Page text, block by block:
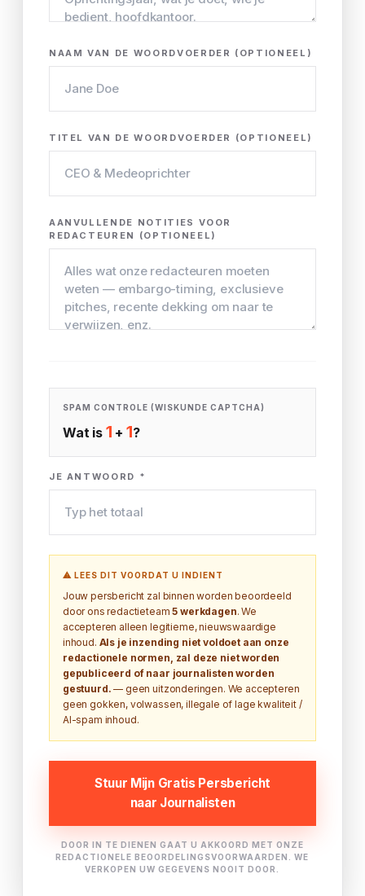
NAAM VAN DE WOORDVOERDER (OPTIONEEL)
TITEL VAN DE WOORDVOERDER (OPTIONEEL)
AANVULLENDE NOTITIES VOOR
REDACTEUREN (OPTIONEEL)
SPAM CONTROLE (WISKUNDE CAPTCHA)
Wat is 1 +1?
JE ANTWOORD *
⚠ LEES DIT VOORDAT U INDIENT
Jouw persbericht zal binnen worden beoordeeld
door ons redactieteam5 werkdagen. We
accepteren alleen legitieme, nieuwswaardige
inhoud. Als je inzending niet voldoet aan onze
redactionele normen, zal deze niet worden
gepubliceerd of naar journalisten worden
gestuurd. — geen uitzonderingen. We accepteren
geen gokken, volwassen, illegale of lage kwaliteit /
AI-spam inhoud.
Stuur Mijn Gratis Persbericht
naar Journalisten
DOOR IN TE DIENEN GAAT U AKKOORD MET ONZE
REDACTIONELE BEOORDELINGSVOORWAARDEN. WE
VERKOPEN UW GEGEVENS NOOIT DOOR.